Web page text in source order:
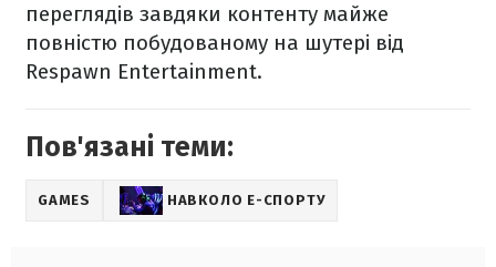
переглядів завдяки контенту майже
повністю побудованому на шутері від
Respawn Entertainment.
Пов'язані теми:
GAMES НАВКОЛО Е-СПОРТУ